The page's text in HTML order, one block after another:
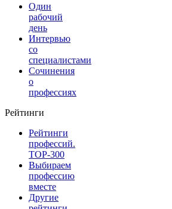
Один
рабочий
день
Интервью
со
специалистами
Сочинения
о
профессиях
Рейтинги
Рейтинги
профессий.
TOP-300
Выбираем
профессию
вместе
Другие